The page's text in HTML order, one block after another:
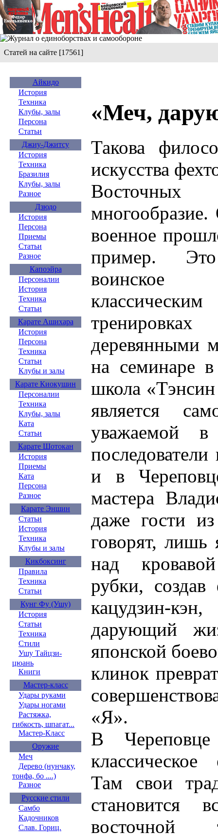
Статей на сайте [17561]
Айкидо
История
Техника
Клубы, залы
Персона
Статьи
Джиу-Джитсу
История
Техника
Бразилия
Клубы, залы
Разное
Дзюдо
История
Персона
Приемы
Статьи
Разное
Капоэйра
Персоналии
История
Техника
Статьи
Карате Ашихара
История
Персона
Техника
Статьи
Клубы и залы
Карате Киокушин
Персоналии
Техника
Клубы, залы
Ката
Статьи
Карате Шотокан
История
Приемы
Ката
Персона
Разное
Карате Эншин
Статьи
История
Техника
Клубы и залы
Кикбоксинг
Правила
Техника
Статьи
Кунг Фу (Ушу)
История
Статьи
Техника
Стили
Ушу Тайцзи-
цюань
Книги
Мастер-класс
Удары руками
Удары ногами
Растяжка,
гибкость, шпагат...
Мастер-Класс
Оружие
Меч
Дерево (нунчаку,
тонфа, бо ....)
Разное
Русские стили
Самбо
Кадочников
Слав. Гориц.
«Меч,
Такова
искусства
Восточных
военное
пример.
воинское
деревянными
на семинаре
школа
является
уважаемой
и в
мастера
даже гости
говорят, лишь
над
рубки,
кацудзин-
дарующий
японской
клинок
«Я».
В
классическое
Там свои
становится
восточной